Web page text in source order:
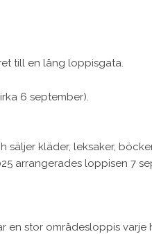
till en lång loppisgata.
6 september).
kläder, leksaker,
arrangerades loppisen 7
en stor områdesloppis varje